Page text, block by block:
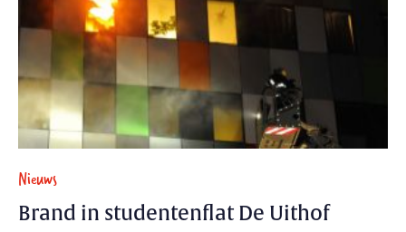
Nieuws
Brand in studentenflat De Uithof